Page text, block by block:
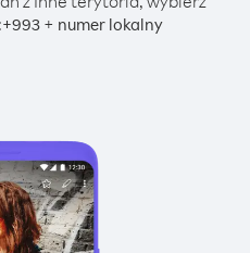
+993 + numer lokalny